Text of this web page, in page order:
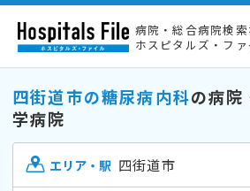
病院・総合病院検索
ホスピタルズ・ファ
四街道市の糖尿病内科の病院
学病院
エリア・駅 四街道市